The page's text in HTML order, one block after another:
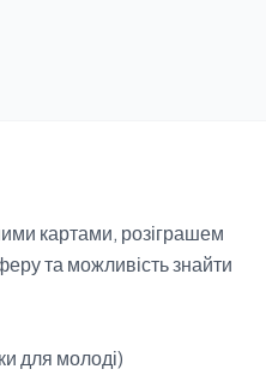
картами, розіграшем
та можливість знайти
для молоді)